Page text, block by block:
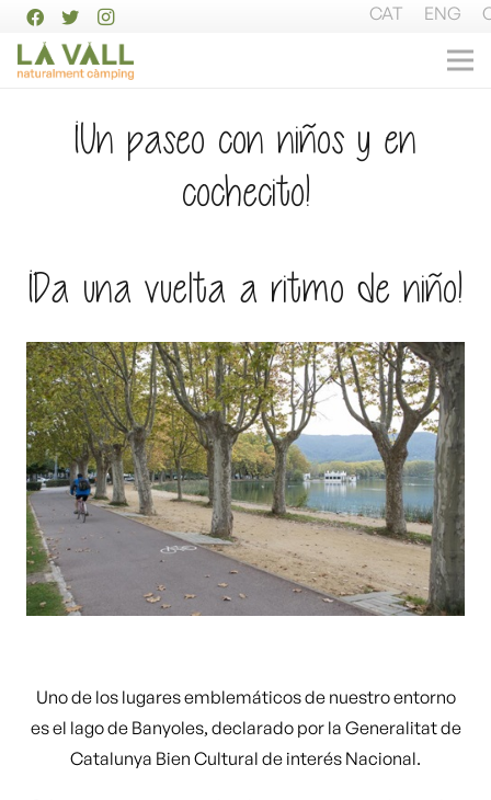
CAT ENG
¡Un paseo con niños y en
cochecito!
¡Da una vuelta a ritmo de niño!
Uno de los lugares emblemáticos de nuestro entorno
es el lago de Banyoles, declarado por la Generalitat de
Catalunya Bien Cultural de interés Nacional.